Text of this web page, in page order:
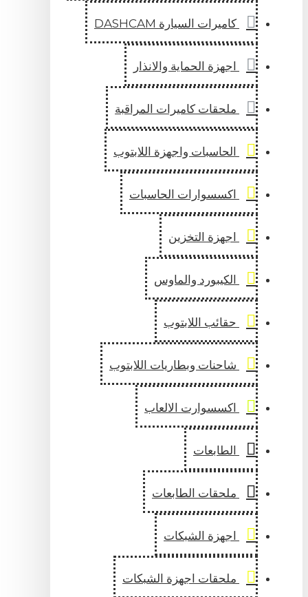
كاميرات السيارة DASHCAM
اجهزة الحماية والانذار
ملحقات كاميرات المراقبة
الحاسبات واجهزة اللابتوب
اكسسوارات الحاسبات
اجهزة التخزين
الكيبورد والماوس
حقائب اللابتوب
شاحنات وبطاريات اللابتوب
اكسسوارت الالعاب
الطابعات
ملحقات الطابعات
اجهزة الشبكات
ملحقات اجهزة الشبكات